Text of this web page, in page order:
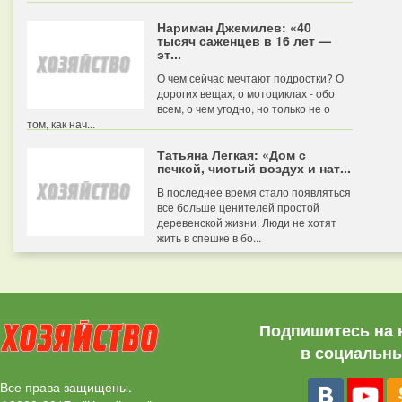
Нариман Джемилев: «40
тысяч саженцев в 16 лет —
эт...
О чем сейчас мечтают подростки? О
дорогих вещах, о мотоциклах - обо
всем, о чем угодно, но только не о
том, как нач...
Татьяна Легкая: «Дом с
печкой, чистый воздух и нат...
В последнее время стало появляться
все больше ценителей простой
деревенской жизни. Люди не хотят
жить в спешке в бо...
Все права защищены.
Подпишитесь на
в